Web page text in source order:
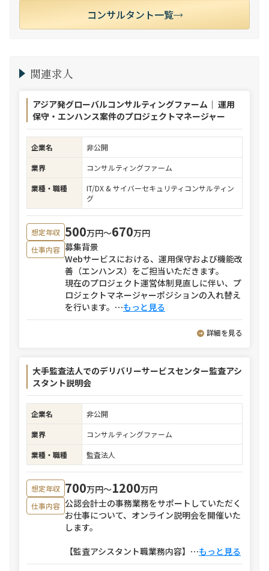
コンサルタント一覧
関連求人
アジア発グローバルコンサルティングファーム｜ 運用
保守・エンハンス案件のプロジェクトマネージャー
企業名
非公開
業界
コンサルティングファーム
業種・職種
IT/DX & サイバーセキュリティコンサルティン
グ
想定年収 500万円〜670万円
仕事内容 募集背景
Webサービスにおける、運用保守および機能改
善（エンハンス）をご担当いただきます。
現在のプロジェクト運営体制見直しに伴い、プ
ロジェクトマネージャーポジションの入れ替え
を行います。 ⋯もっと見る
詳細を見る
大手監査法人でのデリバリーサービスセンター監査アシ
スタント説明会
企業名
非公開
業界
コンサルティングファーム
業種・職種
監査法人
想定年収 700万円〜1200万円
仕事内容 公認会計士の事務業務をサポートしていただく
お仕事について、オンライン説明会を開催いた
します。
【監査アシスタント職業務内容】 ⋯もっと見る